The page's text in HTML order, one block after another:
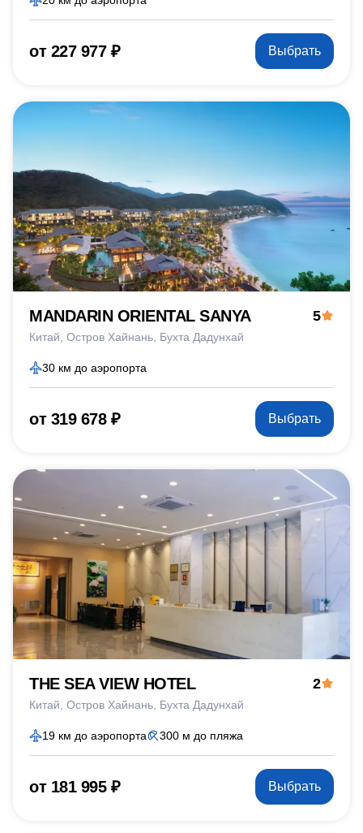
от 227 977 ₽ Выбрать
MANDARIN ORIENTAL SANYA
Китай Остров Хайнань Бухта Дадунхай
5
30 км до аэропорта
от 319 678 ₽ Выбрать
THE SEA VIEW HOTEL
Китай Остров Хайнань Бухта Дадунхай
2
19 км до аэропорта 300 м до пляжа
от 181 995 ₽ Выбрать